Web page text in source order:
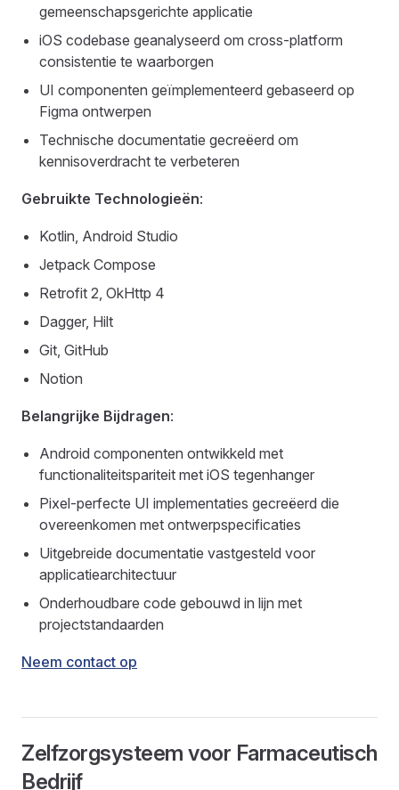
gemeenschapsgerichte applicatie
iOS codebase geanalyseerd om cross-platform
consistentie te waarborgen
UI componenten geïmplementeerd gebaseerd op
Figma ontwerpen
Technische documentatie gecreëerd om
kennisoverdracht te verbeteren
Gebruikte Technologieën:
Kotlin, Android Studio
Jetpack Compose
Retrofit 2, OkHttp 4
Dagger, Hilt
Git, GitHub
Notion
Belangrijke Bijdragen:
Android componenten ontwikkeld met
functionaliteitspariteit met iOS tegenhanger
Pixel-perfecte UI implementaties gecreëerd die
overeenkomen met ontwerpspecificaties
Uitgebreide documentatie vastgesteld voor
applicatiearchitectuur
Onderhoudbare code gebouwd in lijn met
projectstandaarden
Neem contact op
Zelfzorgsysteem voor Farmaceutisch
Bedrijf